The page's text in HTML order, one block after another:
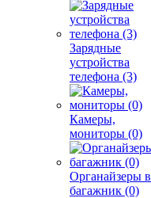
Зарядные
устройства
телефона (3)
Камеры,
мониторы (0)
Органайзеры в
багажник (0)